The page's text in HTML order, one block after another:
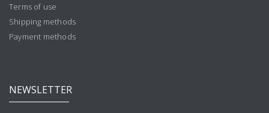
Terms of use
Shipping methods
Payment methods
NEWSLETTER